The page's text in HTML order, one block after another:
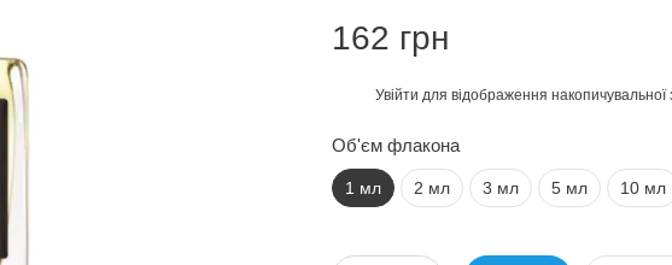
162 грн
Увійти для відображення накопичувальної
Об'єм флакона
1 мл 2 мл 3 мл 5 мл 10 мл